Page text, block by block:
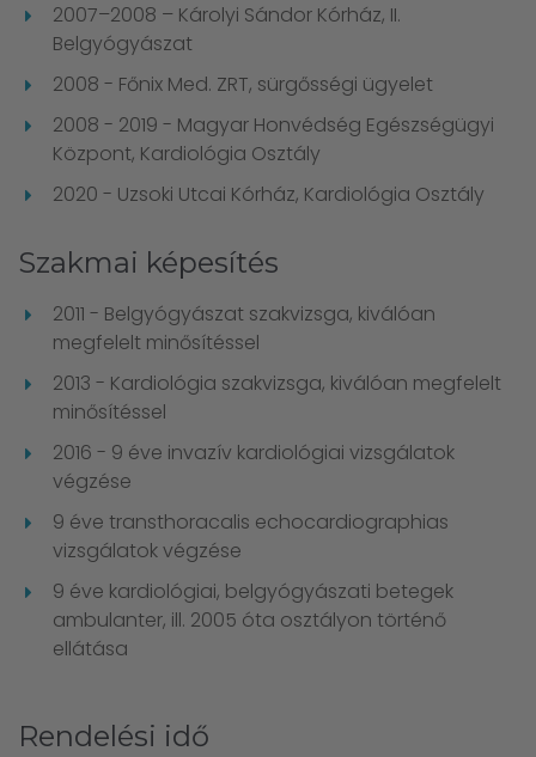
2007–2008 – Károlyi Sándor Kórház, II.
Belgyógyászat
2008 - Főnix Med. ZRT, sürgősségi ügyelet
2008 - 2019 - Magyar Honvédség Egészségügyi
Központ, Kardiológia Osztály
2020 - Uzsoki Utcai Kórház, Kardiológia Osztály
Szakmai képesítés
2011 - Belgyógyászat szakvizsga, kiválóan
megfelelt minősítéssel
2013 - Kardiológia szakvizsga, kiválóan megfelelt
minősítéssel
2016 - 9 éve invazív kardiológiai vizsgálatok
végzése
9 éve transthoracalis echocardiographias
vizsgálatok végzése
9 éve kardiológiai, belgyógyászati betegek
ambulanter, ill. 2005 óta osztályon történő
ellátása
Rendelési idő